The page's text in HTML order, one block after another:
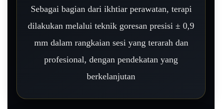
Sebagai bagian dari ikhtiar perawatan, terapi
dilakukan melalui teknik goresan presisi ± 0,9
mm dalam rangkaian sesi yang terarah dan
profesional, dengan pendekatan yang
berkelanjutan